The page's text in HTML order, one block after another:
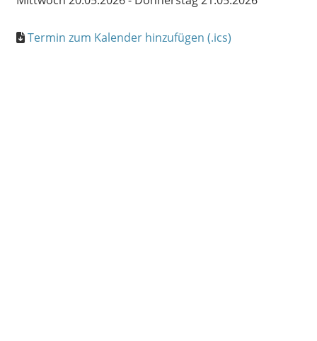
Termin zum Kalender hinzufügen (.ics)